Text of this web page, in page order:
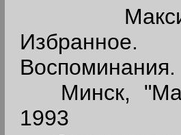
Минск,
1993